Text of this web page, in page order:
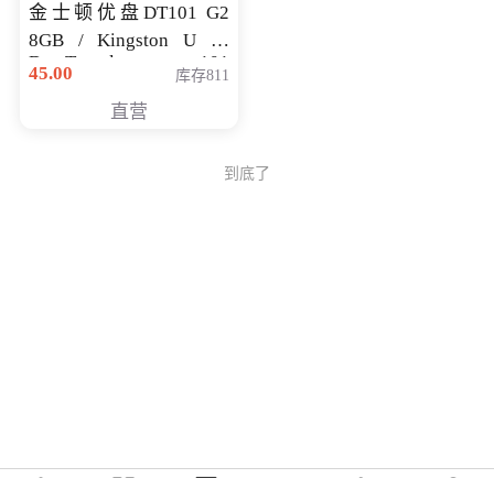
金士顿优盘DT101 G2
8GB / Kingston U 盘
DataTraveler 101
Generati
45.00 库存811
直营
到底了